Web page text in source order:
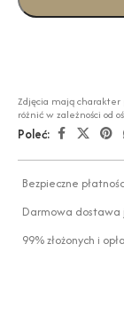
Zdjęcia mają charakter
różnić w zależności od
Poleć:
Bezpieczne
Darmowa dostawa
99% złożonych i